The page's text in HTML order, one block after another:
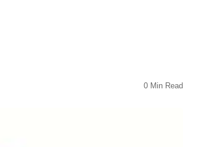
0 Min Read